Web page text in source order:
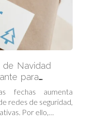
de Navidad
para
fechas aumenta
redes de seguridad,
Por ello,…